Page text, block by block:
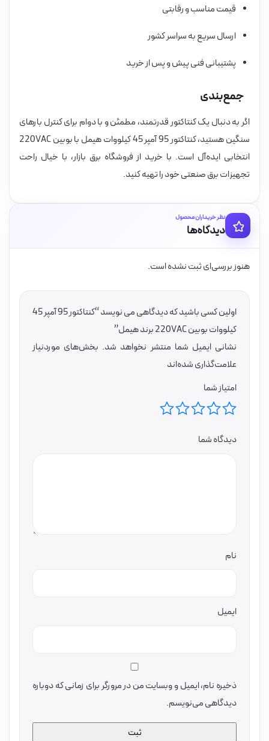
قیمت مناسب و رقابتی
ارسال سریع به سراسر کشور
پشتیبانی فنی پیش و پس از خرید
جمع‌بندی
اگر به دنبال یک کنتاکتور قدرتمند، مطمئن و با دوام برای کنترل بارهای
سنگین هستید، کنتاکتور 95 آمپر 45 کیلووات هیمل با بوبین 220VAC
انتخابی ایده‌آل است. با خرید از فروشگاه برق بازار، با خیال راحت
تجهیزات برق صنعتی خود را تهیه کنید.
نظر خریداران محصول
دیدگاه‌ها
هنوز بررسی‌ای ثبت نشده است.
اولین کسی باشید که دیدگاهی می نویسد “کنتاکتور 95 آمپر 45
کیلووات بوبین 220VAC برند هیمل”
نشانی ایمیل شما منتشر نخواهد شد. بخش‌های موردنیاز
علامت‌گذاری شده‌اند
امتیاز شما
دیدگاه شما
نام
ایمیل
ذخیره نام، ایمیل و وبسایت من در مرورگر برای زمانی که دوباره
دیدگاهی می‌نویسم.